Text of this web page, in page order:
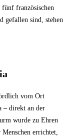
französischen
gefallen sind, stehen
vom Ort
– direkt an der
wurde zu Ehren
errichtet,